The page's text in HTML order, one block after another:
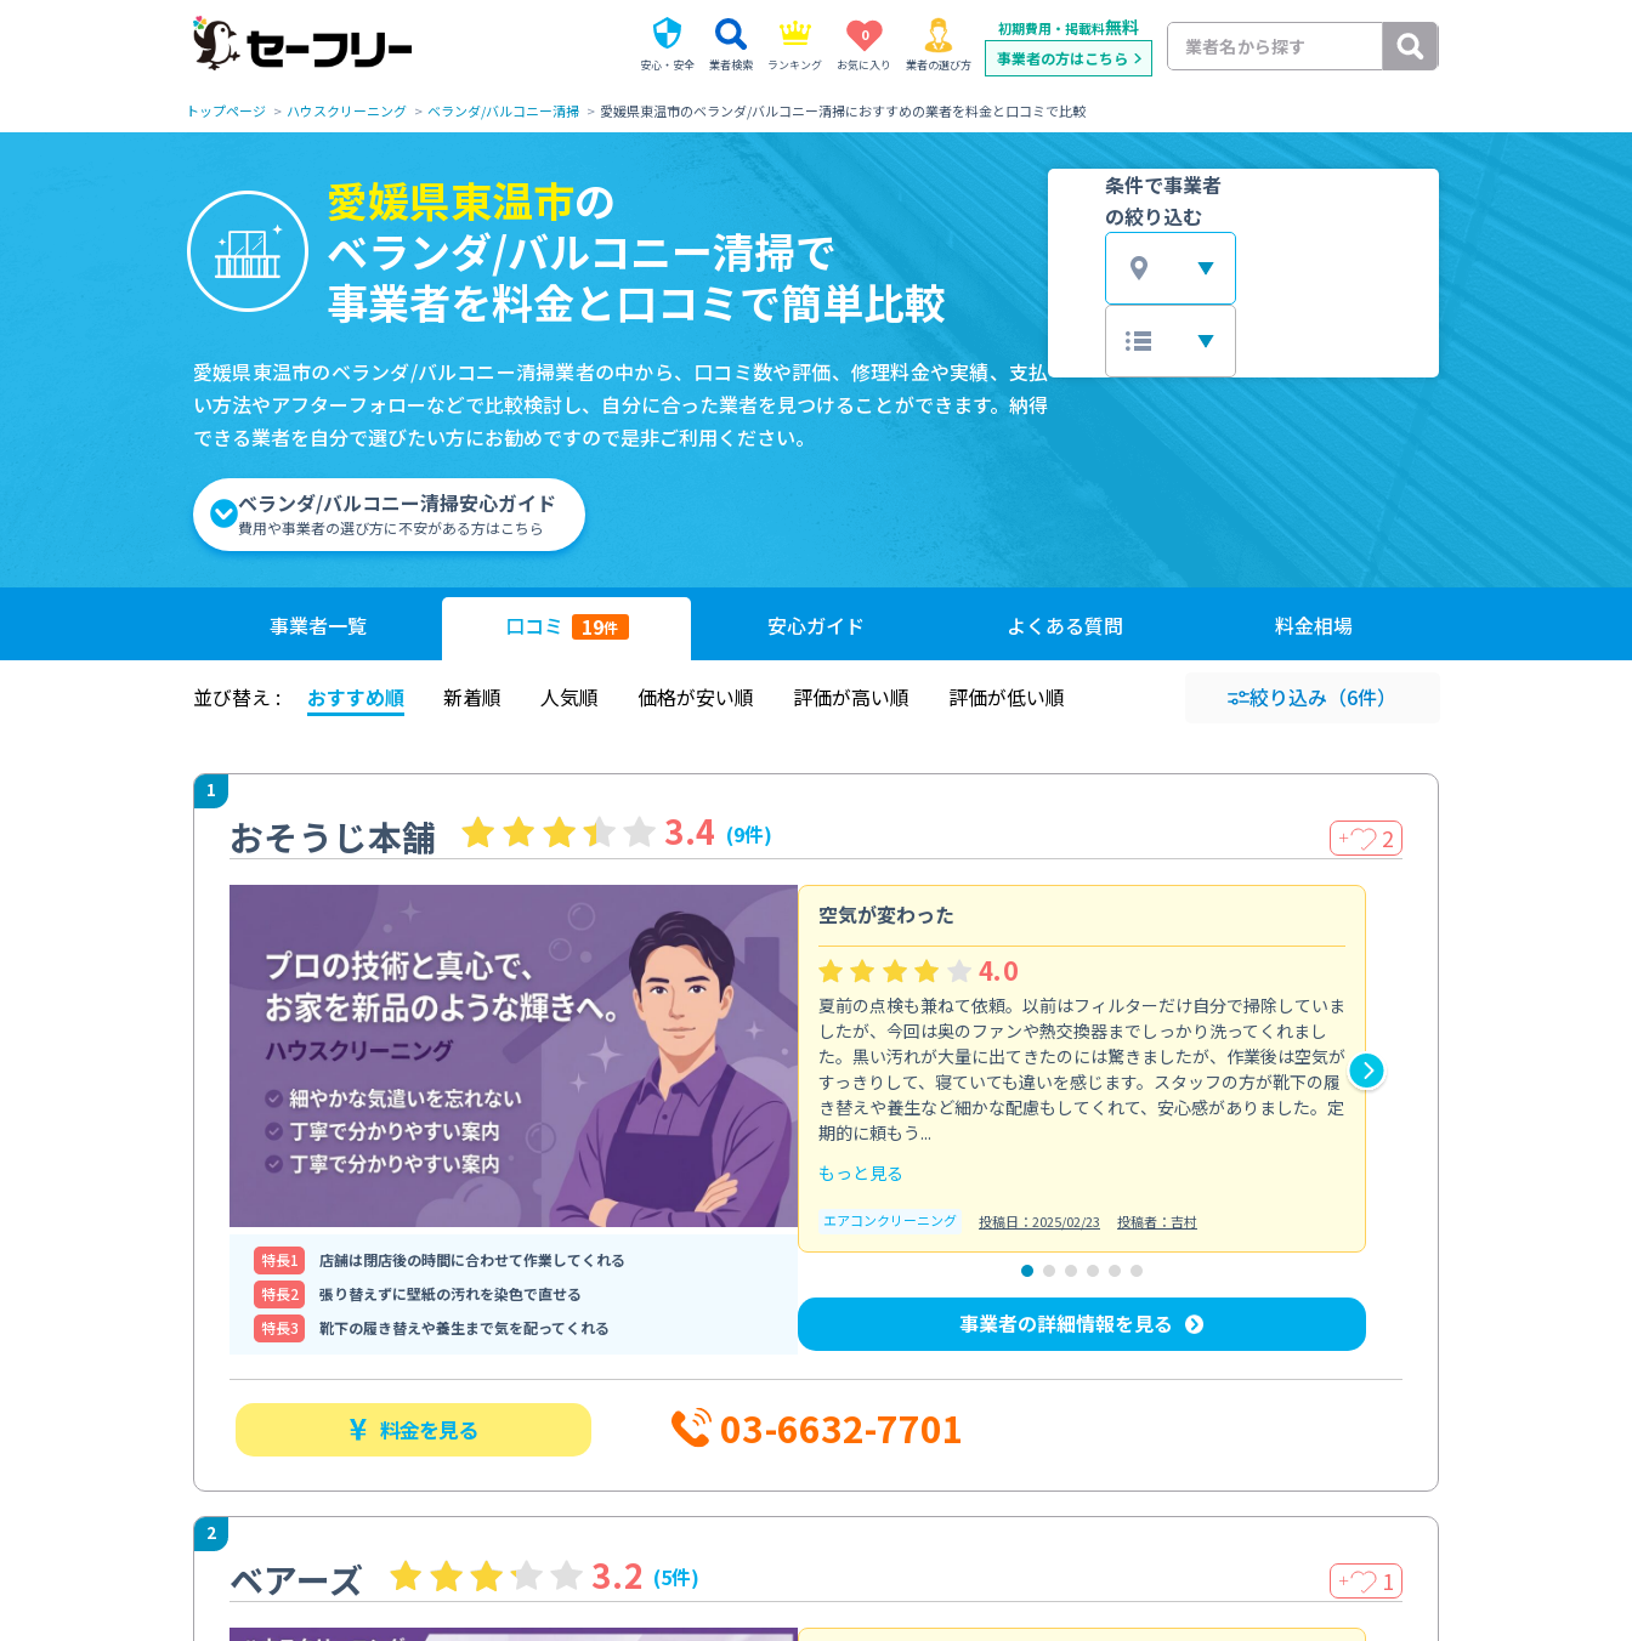
安心・安全 業者検索 ランキング
0
お気に入り 業者の選び方
初期費用・掲載料無料
事業者の方はこちら
トップページ ハウスクリーニング ベランダ/バルコニー清掃 愛媛県東温市のベランダ/バルコニー清掃におすすめの業者を料金と口コミで比較
愛媛県東温市の
ベランダ/バルコニー清掃で
事業者を料金と口コミで簡単比較
愛媛県東温市のベランダ/バルコニー清掃業者の中から、口コミ数や評価、修理料金や実績、支払
い方法やアフターフォローなどで比較検討し、自分に合った業者を見つけることができます。納得
できる業者を自分で選びたい方にお勧めですので是非ご利用ください。
ベランダ/バルコニー清掃安心ガイド
費用や事業者の選び方に不安がある方はこちら
条件で事業者
の絞り込む
事業者一覧 口コミ 19件 安心ガイド よくある質問 料金相場
並び替え : おすすめ順 新着順 人気順 価格が安い順 評価が高い順 評価が低い順 絞り込み （6件）
1
おそうじ本舗 3.4 (9件) ＋ 2
特⻑1
店舗は閉店後の時間に合わせて作業してくれる
特⻑2
張り替えずに壁紙の汚れを染色で直せる
特⻑3
靴下の履き替えや養生まで気を配ってくれる
空気が変わった
4.0
夏前の点検も兼ねて依頼。以前はフィルターだけ自分で掃除していま
したが、今回は奥のファンや熱交換器までしっかり洗ってくれまし
た。黒い汚れが大量に出てきたのには驚きましたが、作業後は空気が
すっきりして、寝ていても違いを感じます。スタッフの方が靴下の履
き替えや養生など細かな配慮もしてくれて、安心感がありました。定
期的に頼もう...
もっと見る
エアコンクリーニング 投稿日：2025/02/23 投稿者：吉村
事業者の詳細情報を見る
料金を見る 03-6632-7701
2
ベアーズ 3.2 (5件) ＋ 1